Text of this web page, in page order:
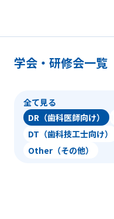
学会・研修会一覧
全て見る
DR（歯科医師向け）
DT（歯科技工士向け）
Other（その他）